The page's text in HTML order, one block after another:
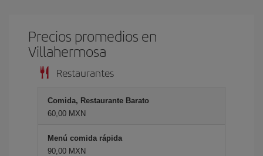
Precios promedios en
Villahermosa
Restaurantes
Comida, Restaurante Barato
60,00 MXN
Menú comida rápida
90,00 MXN